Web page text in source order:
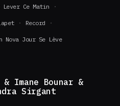
Lever Ce Matin
Record
Nova Jour Se Lève
& Imane Bounar &
Sirgant